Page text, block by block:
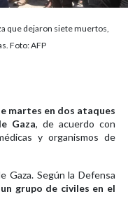
que dejaron siete muertos,
Foto: AFP
martes en dos ataques
Gaza, de acuerdo con
y organismos de
Gaza. Según la Defensa
grupo de civiles en el